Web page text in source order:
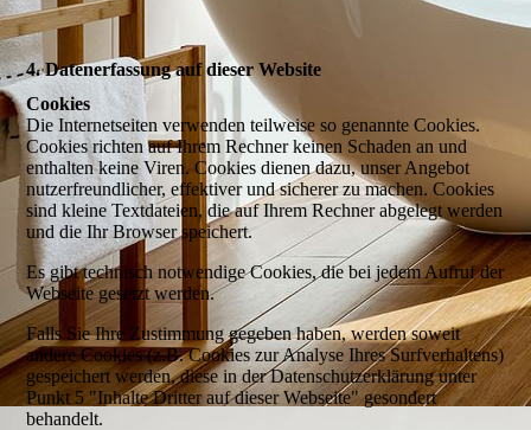
4. Datenerfassung auf dieser Website
Cookies
Die Internetseiten verwenden teilweise so genannte Cookies.
Cookies richten auf Ihrem Rechner keinen Schaden an und
enthalten keine Viren. Cookies dienen dazu, unser Angebot
nutzerfreundlicher, effektiver und sicherer zu machen. Cookies
sind kleine Textdateien, die auf Ihrem Rechner abgelegt werden
und die Ihr Browser speichert.
Es gibt technisch notwendige Cookies, die bei jedem Aufruf der
Webseite gesetzt werden.
Falls Sie Ihre Zustimmung gegeben haben, werden soweit
andere Cookies (z.B. Cookies zur Analyse Ihres Surfverhaltens)
gespeichert werden, diese in der Datenschutzerklärung unter
Punkt 5 "Inhalte Dritter auf dieser Webseite" gesondert
behandelt.